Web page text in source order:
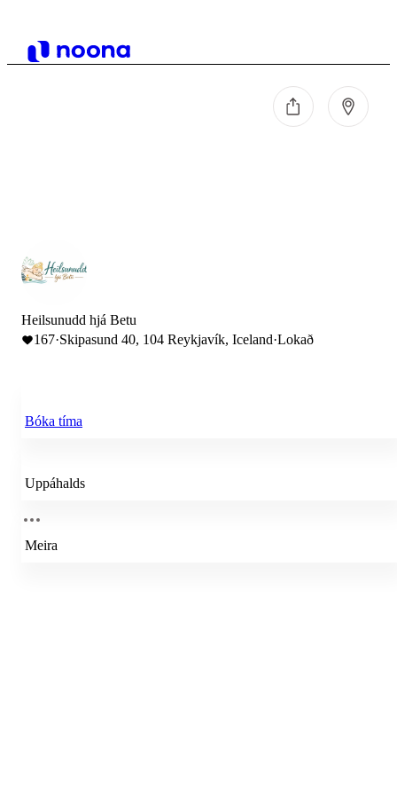
Heilsunudd hjá Betu
167·Skipasund 40, 104 Reykjavík, Iceland·Lokað
Bóka tíma
Uppáhalds
Meira